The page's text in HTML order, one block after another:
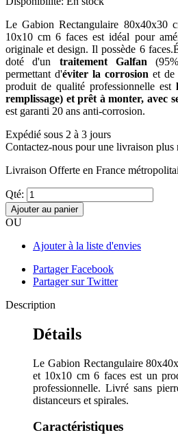
Le Gabion Rectangulaire
10x10 cm 6 faces est idéal pour
originale et design. Il possède 6
doté d'un traitement Galfan
permettant d'éviter la corrosion et de
produit de qualité professionnelle est
remplissage) et prêt à monter, avec
est garanti 20 ans anti-corrosion.
Expédié sous 2 à 3 jours
Contactez-nous pour une livraison plus
Livraison Offerte en France
Qté:
Ajouter au panier
OU
Ajouter à la liste d'envies
Partager Facebook
Partager sur Twitter
Description
Détails
Le Gabion Rectangulaire
et 10x10 cm 6 faces est un
professionnelle. Livré sans
distanceurs et spirales.
Caractéristiques